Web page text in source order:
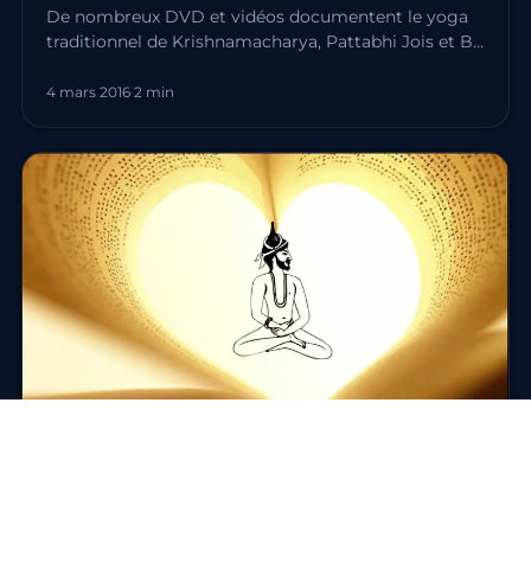
De nombreux DVD et vidéos documentent le yoga
traditionnel de Krishnamacharya, Pattabhi Jois et B.
4 mars 2016·2 min